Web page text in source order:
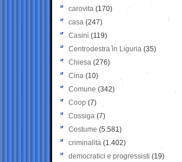
carovita (170)
casa (247)
Casini (119)
Centrodestra in Liguria (35)
Chiesa (276)
Cina (10)
Comune (342)
Coop (7)
Cossiga (7)
Costume (5.581)
criminalità (1.402)
democratici e progressisti (19)